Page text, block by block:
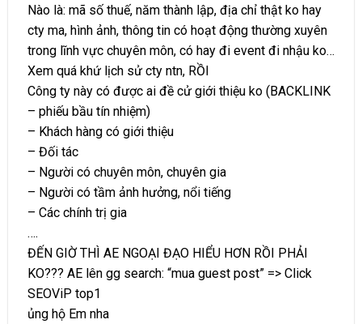
Nào là: mã số thuế, năm thành lập, địa chỉ thật ko hay
cty ma, hình ảnh, thông tin có hoạt động thường xuyên
trong lĩnh vực chuyên môn, có hay đi event đi nhậu ko…
Xem quá khứ lịch sử cty ntn, RỒI
Công ty này có được ai đề cử giới thiệu ko (BACKLINK
– phiếu bầu tín nhiệm)
– Khách hàng có giới thiệu
– Đối tác
– Người có chuyên môn, chuyên gia
– Người có tầm ảnh hưởng, nổi tiếng
– Các chính trị gia
….
ĐẾN GIỜ THÌ AE NGOẠI ĐẠO HIỂU HƠN RỒI PHẢI
KO??? AE lên gg search: “mua guest post” => Click
SEOViP top1
ủng hộ Em nha